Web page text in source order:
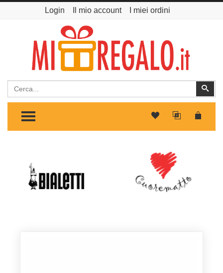
Login Il mio account I miei ordini
Cerca
TOGGLE MENU